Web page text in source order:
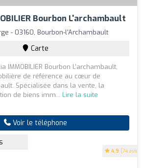
Bourbon L'archambault
4.9 (74 avis)
- 03160, Bourbon-l'Archambault
Carte
IMMOBILIER Bourbon L'archambault,
de référence au cœur de
Spécialisée dans la vente, la
de biens imm... Lire la suite
Voir le téléphone